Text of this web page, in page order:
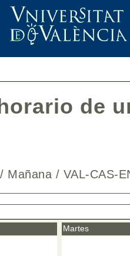
de
Mañana / VAL-CAS-
Martes